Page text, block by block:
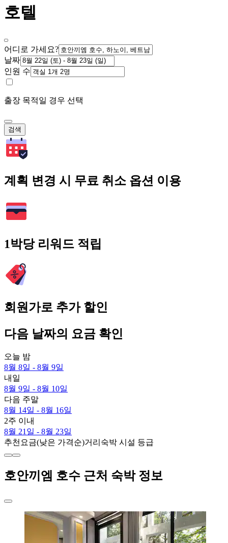
호텔
어디로 가세요?
날짜
인원 수
출장 목적일 경우 선택
검색
계획 변경 시 무료 취소 옵션 이용
1박당 리워드 적립
회원가로 추가 할인
다음 날짜의 요금 확인
오늘 밤
8월 8일 - 8월 9일
내일
8월 9일 - 8월 10일
다음 주말
8월 14일 - 8월 16일
2주 이내
8월 21일 - 8월 23일
추천요금(낮은 가격순)거리 숙박 시설 등급
호안끼엠 호수 근처 숙박 정보